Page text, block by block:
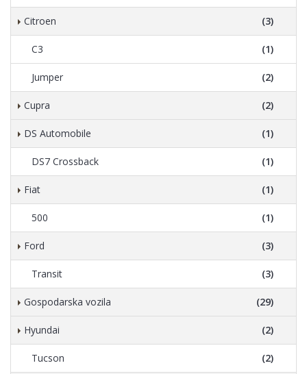
Citroen (3)
C3 (1)
Jumper (2)
Cupra (2)
DS Automobile (1)
DS7 Crossback (1)
Fiat (1)
500 (1)
Ford (3)
Transit (3)
Gospodarska vozila (29)
Hyundai (2)
Tucson (2)